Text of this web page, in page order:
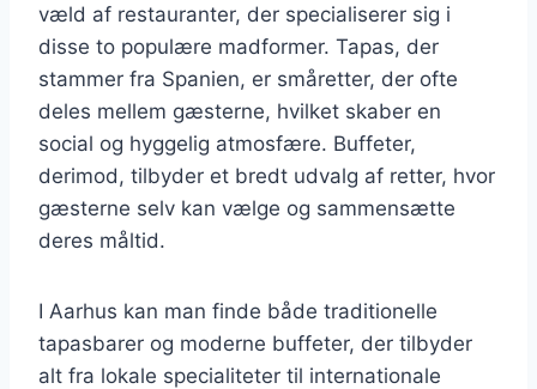
væld af restauranter, der specialiserer sig i
disse to populære madformer. Tapas, der
stammer fra Spanien, er småretter, der ofte
deles mellem gæsterne, hvilket skaber en
social og hyggelig atmosfære. Buffeter,
derimod, tilbyder et bredt udvalg af retter, hvor
gæsterne selv kan vælge og sammensætte
deres måltid.
I Aarhus kan man finde både traditionelle
tapasbarer og moderne buffeter, der tilbyder
alt fra lokale specialiteter til internationale